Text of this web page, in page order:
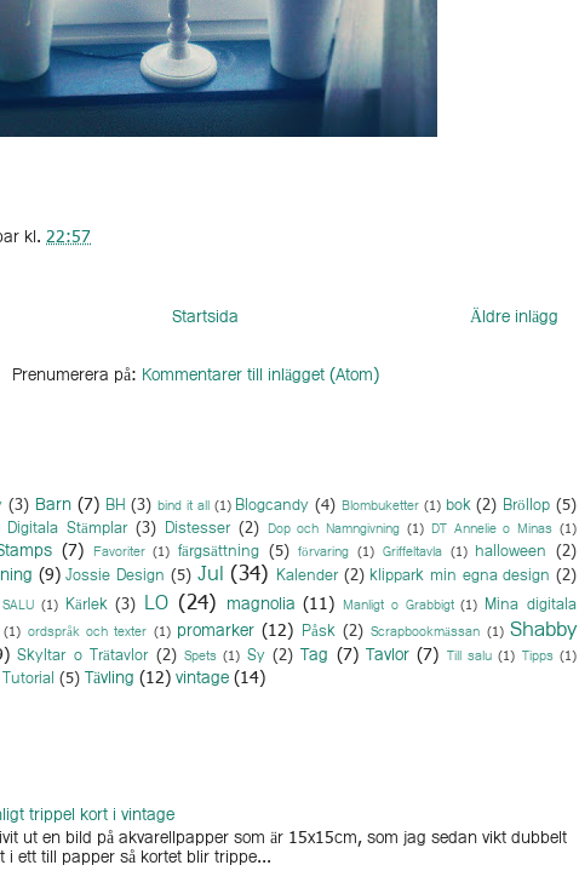
kl. 22:57
Äldre inlägg
Startsida
Prenumerera på: Kommentarer till inlägget (Atom)
(3) Barn (7) BH (3) bind it all (1) Blogcandy (4) Blombuketter (1) bok (2) Bröllop (5)
Digitala Stämplar (3) Distesser (2) Dop och Namngivning (1) DT Annelie o Minas (1)
(7) Favoriter (1) färgsättning (5) förvaring (1) Griffeltavla (1) halloween (2)
(9) Jossie Design (5) Jul (34) Kalender (2) klippark min egna design (2)
(1) Kärlek (3) LO (24) magnolia (11) Manligt o Grabbigt (1) Mina digitala
(1) ordspråk och texter (1) promarker (12) Påsk (2) Scrapbookmässan (1) Shabby
Skyltar o Trätavlor (2) Spets (1) Sy (2) Tag (7) Tavlor (7) Till salu (1) Tipps (1)
Tutorial (5) Tävling (12)vintage(14)
trippel kort i vintage
ut en bild på akvarellpapper som är 15x15cm, som jag sedan vikt dubbelt
i ett till papper så kortet blir trippe...